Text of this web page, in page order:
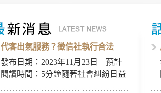
代客出氣服務？徵信社執行合法
發布日期：2023年11月23日 預計
閱讀時間：5分鐘隨著社會糾紛日益